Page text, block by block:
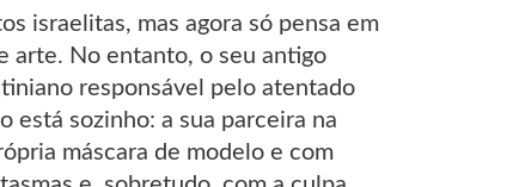
israelitas, mas agora só pensa em
arte. No entanto, o seu antigo
responsável pelo atentado
está sozinho: a sua parceira na
máscara de modelo e com